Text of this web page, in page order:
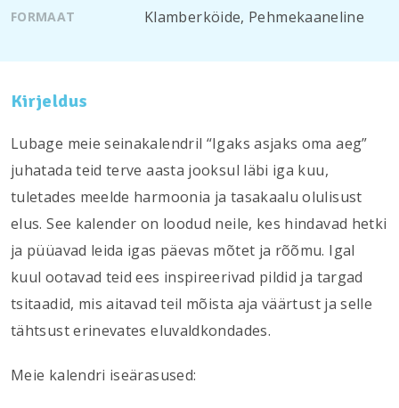
FORMAAT Klamberköide, Pehmekaaneline
Kirjeldus
Lubage meie seinakalendril “Igaks asjaks oma aeg”
juhatada teid terve aasta jooksul läbi iga kuu,
tuletades meelde harmoonia ja tasakaalu olulisust
elus. See kalender on loodud neile, kes hindavad hetki
ja püüavad leida igas päevas mõtet ja rõõmu. Igal
kuul ootavad teid ees inspireerivad pildid ja targad
tsitaadid, mis aitavad teil mõista aja väärtust ja selle
tähtsust erinevates eluvaldkondades.
Meie kalendri iseärasused: